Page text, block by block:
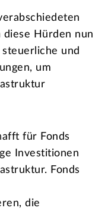
Hürden nun
und
um
für Fonds
Investitionen
Fonds
die